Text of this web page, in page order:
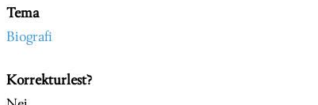
Tema
Biografi
Korrekturlest?